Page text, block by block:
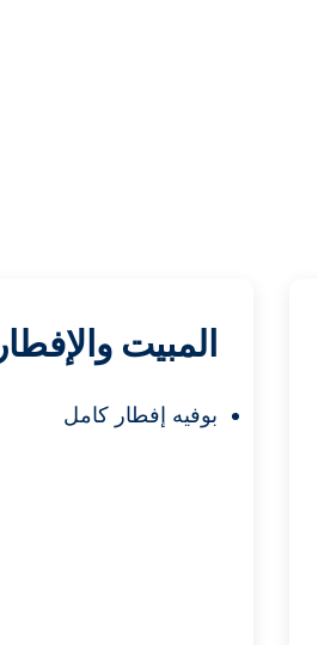
المبيت والإفطار
بوفيه إفطار كامل